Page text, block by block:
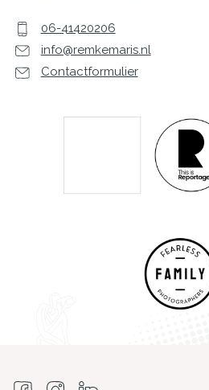
06-41420206
info@remkemaris.nl
Contactformulier